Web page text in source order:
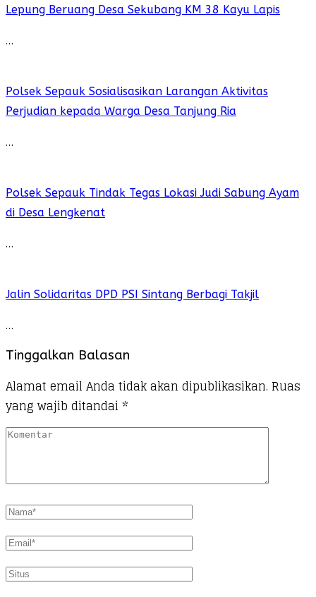
Lepung Beruang Desa Sekubang KM 38 Kayu Lapis
…
Polsek Sepauk Sosialisasikan Larangan Aktivitas
Perjudian kepada Warga Desa Tanjung Ria
…
Polsek Sepauk Tindak Tegas Lokasi Judi Sabung Ayam
di Desa Lengkenat
…
Jalin Solidaritas DPD PSI Sintang Berbagi Takjil
…
Tinggalkan Balasan
Alamat email Anda tidak akan dipublikasikan. Ruas
yang wajib ditandai *